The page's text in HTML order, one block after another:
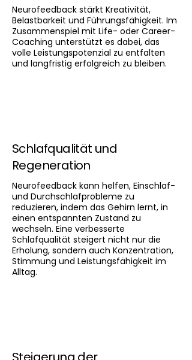
Neurofeedback stärkt Kreativität,
Belastbarkeit und Führungsfähigkeit. Im
Zusammenspiel mit Life- oder Career-
Coaching unterstützt es dabei, das
volle Leistungspotenzial zu entfalten
und langfristig erfolgreich zu bleiben.
Schlafqualität und
Regeneration
Neurofeedback kann helfen, Einschlaf-
und Durchschlafprobleme zu
reduzieren, indem das Gehirn lernt, in
einen entspannten Zustand zu
wechseln. Eine verbesserte
Schlafqualität steigert nicht nur die
Erholung, sondern auch Konzentration,
Stimmung und Leistungsfähigkeit im
Alltag.